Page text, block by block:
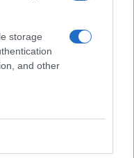
storage
and other
2 del aeropuerto